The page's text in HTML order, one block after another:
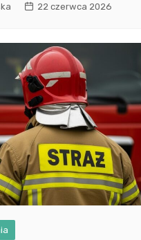
22 czerwca 2026